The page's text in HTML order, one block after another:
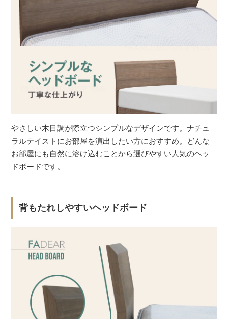
やさしい木目調が際立つシンプルなデザインです。ナチュ
ラルテイストにお部屋を演出したい方におすすめ。どんな
お部屋にも自然に溶け込むことから選びやすい人気のヘッ
ドボードです。
背もたれしやすいヘッドボード